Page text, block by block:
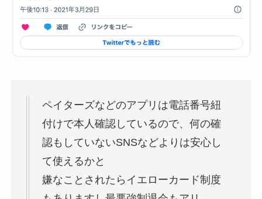
ペイターズなどのアプリは電話番号紐
付けで本人確認しているので、何の確
認もしていないSNSなどよりは安心し
て使えるかと
嫌なことされたらイエローカード制度